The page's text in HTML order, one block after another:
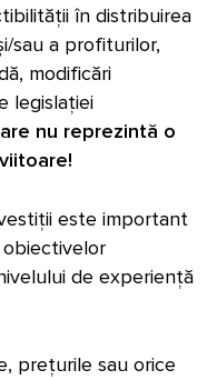
în distribuirea
sau a profiturilor,
modificări
legislației
nu reprezintă o
este important
obiectivelor
de experiență
prețurile sau orice